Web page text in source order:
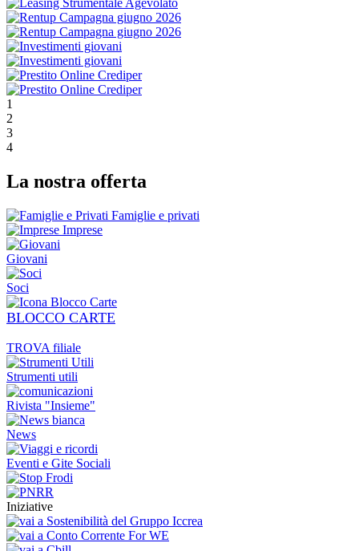
1
2
3
4
La nostra offerta
Famiglie e privati
Imprese
Giovani
Soci
BLOCCO CARTE
TROVA filiale
Strumenti utili
Rivista "Insieme"
News
Eventi e Gite Sociali
Iniziative